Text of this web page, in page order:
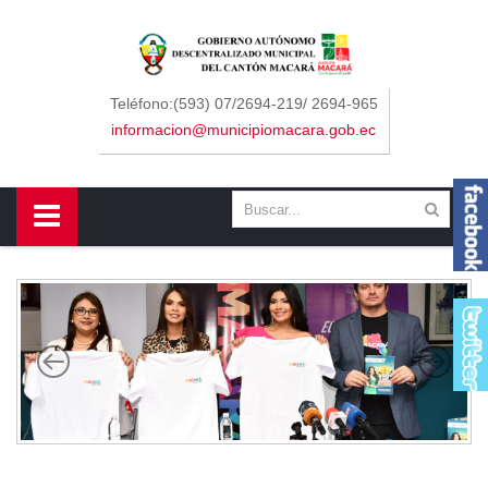
Teléfono:(593) 07/2694-219/ 2694-965
informacion@municipiomacara.gob.ec
Sidebar Menu
Concejo
Departamentos
Contáctenos
Macará
Cantón
Himno a Macará
Símbolos Patrios